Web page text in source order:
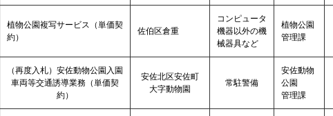
植物公園複写サービス（単価契
約）
佐伯区倉重
コンピュータ
機器以外の機
械器具など
植物公園
管理課
（再度入札）安佐動物公園入園
車両等交通誘導業務（単価契
約）
安佐北区安佐町
大字動物園
常駐警備
安佐動物
公園
管理課